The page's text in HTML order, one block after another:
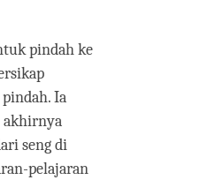
pindah ke
Ia
akhirnya
seng di
pelajaran